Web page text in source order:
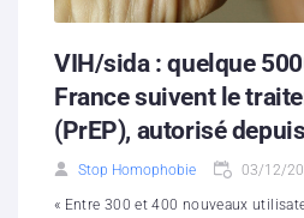
VIH/sida : quelque
France suivent le
(PrEP), autorisé
Stop Homophobie 03/12/
« Entre 300 et 400 nouveaux